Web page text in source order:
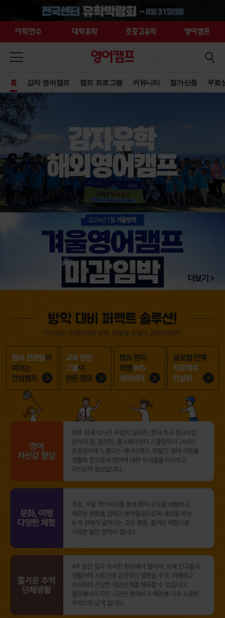
홈 감자 영어캠프 캠프 프로그램 커뮤니티 참가신청 무료